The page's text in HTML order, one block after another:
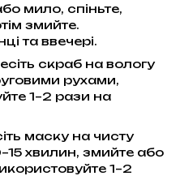
мило, спіньте,
змийте.
та ввечері.
скраб на вологу
рухами,
1–2 рази на
маску на чисту
хвилин, змийте або
1–2